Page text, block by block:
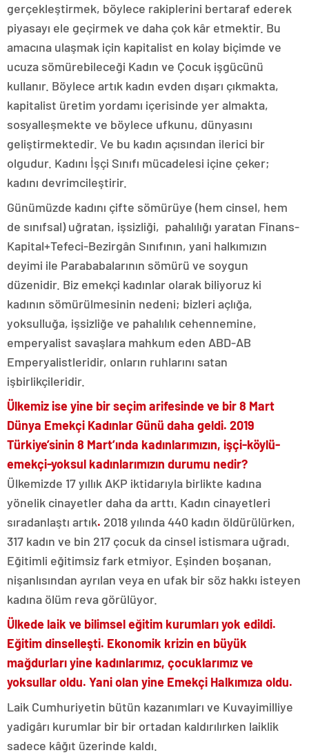
gerçekleştirmek, böylece rakiplerini bertaraf ederek
piyasayı ele geçirmek ve daha çok kâr etmektir. Bu
amacına ulaşmak için kapitalist en kolay biçimde ve
ucuza sömürebileceği Kadın ve Çocuk işgücünü
kullanır. Böylece artık kadın evden dışarı çıkmakta,
kapitalist üretim yordamı içerisinde yer almakta,
sosyalleşmekte ve böylece ufkunu, dünyasını
geliştirmektedir. Ve bu kadın açısından ilerici bir
olgudur. Kadını İşçi Sınıfı mücadelesi içine çeker;
kadını devrimcileştirir.
Günümüzde kadını çifte sömürüye (hem cinsel, hem
de sınıfsal) uğratan, işsizliği, pahalılığı yaratan Finans-
Kapital+Tefeci-Bezirgân Sınıfının, yani halkımızın
deyimi ile Parababalarının sömürü ve soygun
düzenidir. Biz emekçi kadınlar olarak biliyoruz ki
kadının sömürülmesinin nedeni; bizleri açlığa,
yoksulluğa, işsizliğe ve pahalılık cehennemine,
emperyalist savaşlara mahkum eden ABD-AB
Emperyalistleridir, onların ruhlarını satan
işbirlikçileridir.
Ülkemiz ise yine bir seçim arifesinde ve bir 8 Mart
Dünya Emekçi Kadınlar Günü daha geldi. 2019
Türkiye’sinin 8 Mart’ında kadınlarımızın, işçi-köylü-
emekçi-yoksul kadınlarımızın durumu nedir?
Ülkemizde 17 yıllık AKP iktidarıyla birlikte kadına
yönelik cinayetler daha da arttı. Kadın cinayetleri
sıradanlaştı artık. 2018 yılında 440 kadın öldürülürken,
317 kadın ve bin 217 çocuk da cinsel istismara uğradı.
Eğitimli eğitimsiz fark etmiyor. Eşinden boşanan,
nişanlısından ayrılan veya en ufak bir söz hakkı isteyen
kadına ölüm reva görülüyor.
Ülkede laik ve bilimsel eğitim kurumları yok edildi.
Eğitim dinselleşti. Ekonomik krizin en büyük
mağdurları yine kadınlarımız, çocuklarımız ve
yoksullar oldu. Yani olan yine Emekçi Halkımıza oldu.
Laik Cumhuriyetin bütün kazanımları ve Kuvayimilliye
yadigârı kurumlar bir bir ortadan kaldırılırken laiklik
sadece kâğıt üzerinde kaldı.